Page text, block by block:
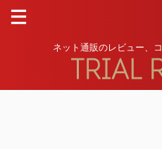
ネット通販のレビュー、